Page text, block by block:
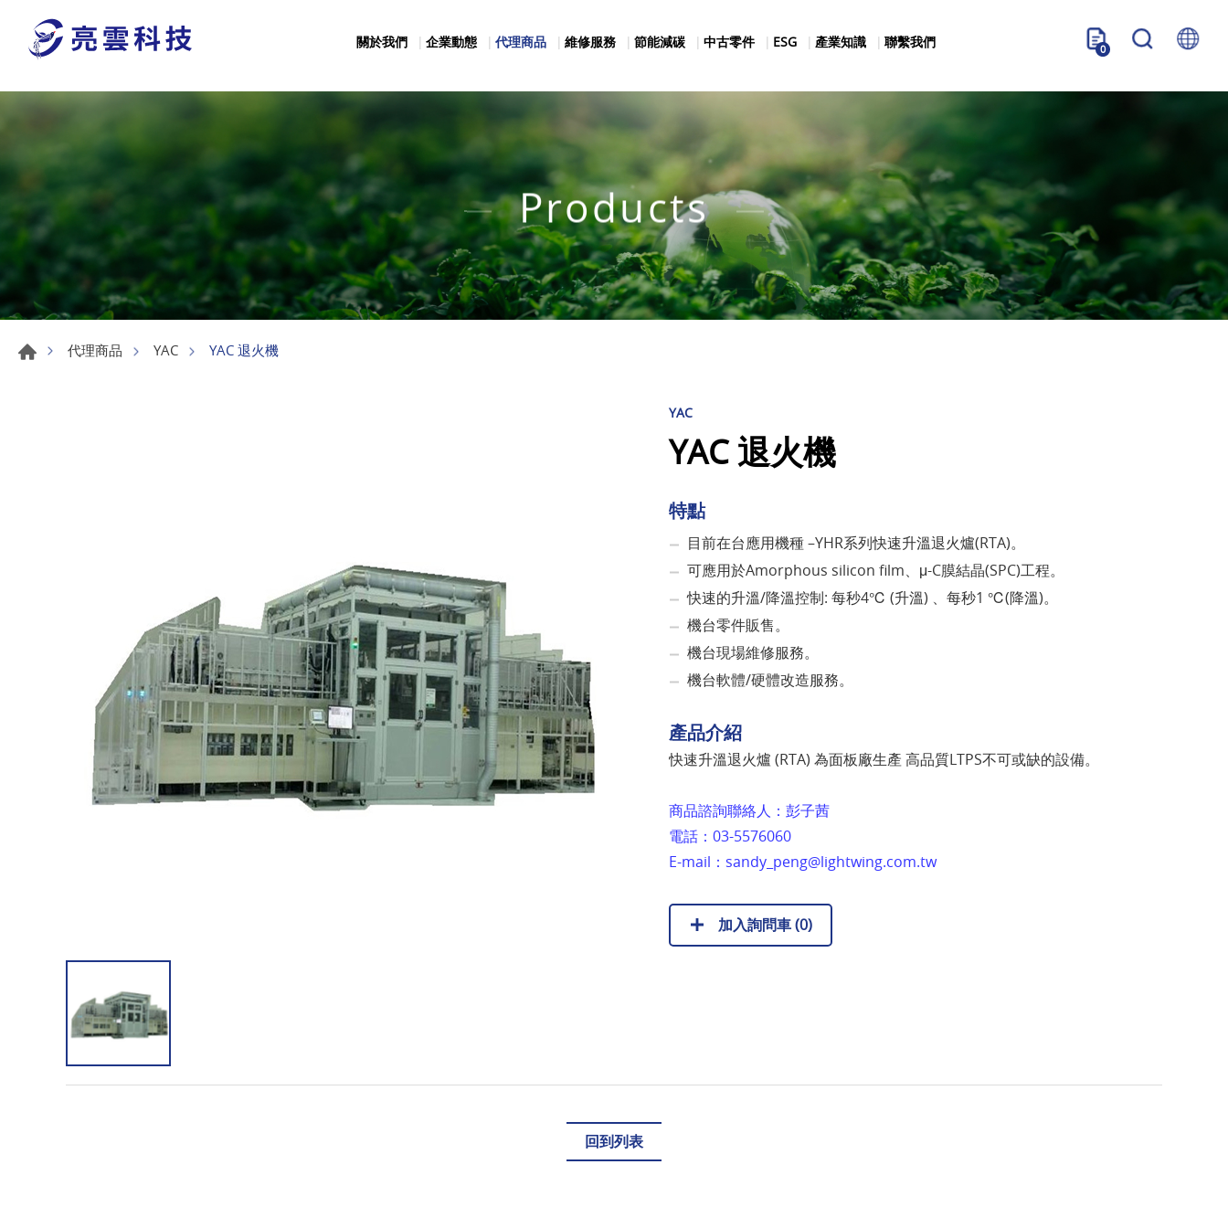
關於我們 企業動態 代理商品 維修服務 節能減碳 中古零件 ESG 產業知識 聯繫我們 0
Products
代理商品 YAC YAC 退火機
YAC
YAC 退火機
特點
目前在台應用機種 –YHR系列快速升溫退火爐(RTA)。
可應用於Amorphous silicon film、μ-C膜結晶(SPC)工程。
快速的升溫/降溫控制: 每秒4℃ (升溫) 、每秒1 ℃(降溫)。
機台零件販售。
機台現場維修服務。
機台軟體/硬體改造服務。
產品介紹
快速升溫退火爐 (RTA) 為面板廠生產 高品質LTPS不可或缺的設備。
商品諮詢聯絡人：彭子茜
電話： 03-5576060
E-mail： sandy_peng@lightwing.com.tw
加入詢問車 (0)
回到列表